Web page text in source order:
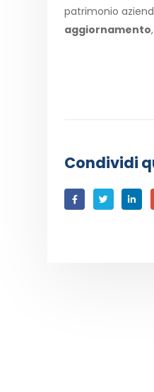
patrimonio
aggiornamento,
Condividi